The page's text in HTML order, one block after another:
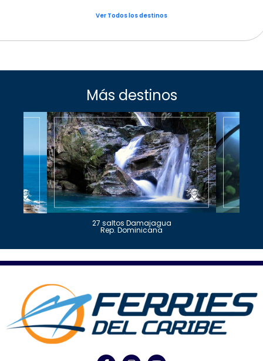
Ver Todos los destinos
Más destinos
27 saltos Damajagua
Rep. Dominicana